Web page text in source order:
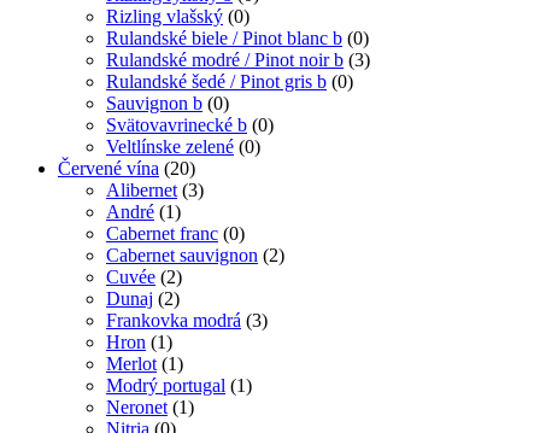
Rizling vlašský (0)
Rulandské biele / Pinot blanc b (0)
Rulandské modré / Pinot noir b (3)
Rulandské šedé / Pinot gris b (0)
Sauvignon b (0)
Svätovavrinecké b (0)
Veltlínske zelené (0)
Červené vína (20)
Alibernet (3)
André (1)
Cabernet franc (0)
Cabernet sauvignon (2)
Cuvée (2)
Dunaj (2)
Frankovka modrá (3)
Hron (1)
Merlot (1)
Modrý portugal (1)
Neronet (1)